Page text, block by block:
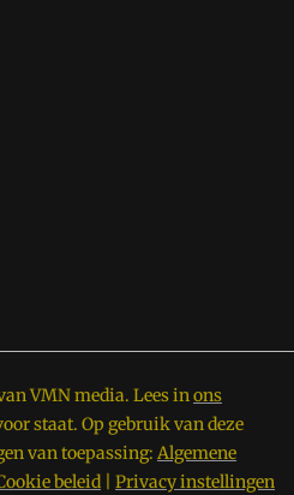
VMN media. Lees inons
staat. Op gebruik van deze
van toepassing: Algemene
beleid Privacy instellingen